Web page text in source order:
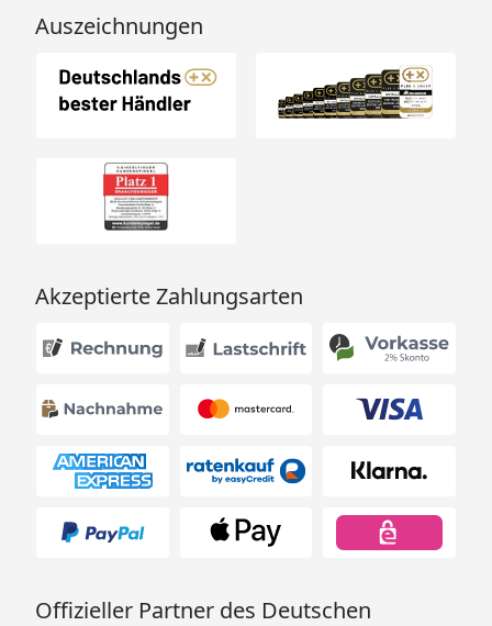
Auszeichnungen
Akzeptierte Zahlungsarten
Offizieller Partner des Deutschen